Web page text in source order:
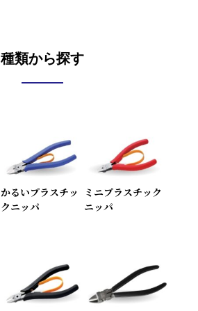
種類から探す
かるいプラスチッ
クニッパ
ミニプラスチック
ニッパ